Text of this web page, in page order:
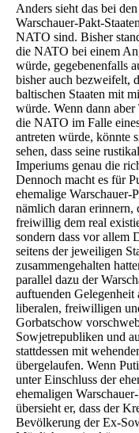
Anders sieht das bei
Warschauer-Pakt-
NATO sind. Bisher
die NATO bei einem
würde, gegebenenfalls
bisher auch bezweifelt,
baltischen Staaten mit
würde. Wenn dann
die NATO im Falle
antreten würde, könnte
sehen, dass seine
Imperiums genau die
Dennoch macht es für
ehemalige Warschauer-
nämlich daran erinnern,
freiwillig dem real
sondern dass vor allem
seitens der jeweiligen
zusammengehalten
parallel dazu der
auftuenden Gelegenheit
liberalen, freiwilligen
Gorbatschow
Sowjetrepubliken und
stattdessen mit
übergelaufen. Wenn
unter Einschluss der
ehemaligen
übersieht er, dass der
Bevölkerung der Ex-